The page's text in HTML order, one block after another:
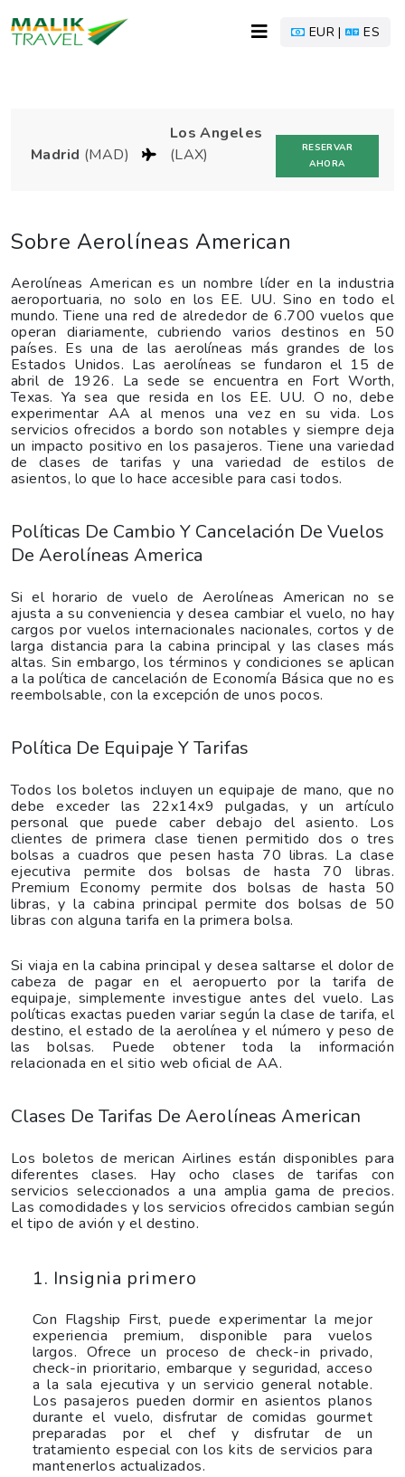
EUR | ES
Madrid (MAD)
Los Angeles
(LAX)
RESERVAR
AHORA
Sobre Aerolíneas American
Aerolíneas American es un nombre líder en la industria
aeroportuaria, no solo en los EE. UU. Sino en todo el
mundo. Tiene una red de alrededor de 6.700 vuelos que
operan diariamente, cubriendo varios destinos en 50
países. Es una de las aerolíneas más grandes de los
Estados Unidos. Las aerolíneas se fundaron el 15 de
abril de 1926. La sede se encuentra en Fort Worth,
Texas. Ya sea que resida en los EE. UU. O no, debe
experimentar AA al menos una vez en su vida. Los
servicios ofrecidos a bordo son notables y siempre deja
un impacto positivo en los pasajeros. Tiene una variedad
de clases de tarifas y una variedad de estilos de
asientos, lo que lo hace accesible para casi todos.
Políticas De Cambio Y Cancelación De Vuelos
De Aerolíneas America
Si el horario de vuelo de Aerolíneas American no se
ajusta a su conveniencia y desea cambiar el vuelo, no hay
cargos por vuelos internacionales nacionales, cortos y de
larga distancia para la cabina principal y las clases más
altas. Sin embargo, los términos y condiciones se aplican
a la política de cancelación de Economía Básica que no es
reembolsable, con la excepción de unos pocos.
Política De Equipaje Y Tarifas
Todos los boletos incluyen un equipaje de mano, que no
debe exceder las 22x14x9 pulgadas, y un artículo
personal que puede caber debajo del asiento. Los
clientes de primera clase tienen permitido dos o tres
bolsas a cuadros que pesen hasta 70 libras. La clase
ejecutiva permite dos bolsas de hasta 70 libras.
Premium Economy permite dos bolsas de hasta 50
libras, y la cabina principal permite dos bolsas de 50
libras con alguna tarifa en la primera bolsa.
Si viaja en la cabina principal y desea saltarse el dolor de
cabeza de pagar en el aeropuerto por la tarifa de
equipaje, simplemente investigue antes del vuelo. Las
políticas exactas pueden variar según la clase de tarifa, el
destino, el estado de la aerolínea y el número y peso de
las bolsas. Puede obtener toda la información
relacionada en el sitio web oficial de AA.
Clases De Tarifas De Aerolíneas American
Los boletos de merican Airlines están disponibles para
diferentes clases. Hay ocho clases de tarifas con
servicios seleccionados a una amplia gama de precios.
Las comodidades y los servicios ofrecidos cambian según
el tipo de avión y el destino.
1. Insignia primero
Con Flagship First, puede experimentar la mejor
experiencia premium, disponible para vuelos
largos. Ofrece un proceso de check-in privado,
check-in prioritario, embarque y seguridad, acceso
a la sala ejecutiva y un servicio general notable.
Los pasajeros pueden dormir en asientos planos
durante el vuelo, disfrutar de comidas gourmet
preparadas por el chef y disfrutar de un
tratamiento especial con los kits de servicios para
mantenerlos actualizados.